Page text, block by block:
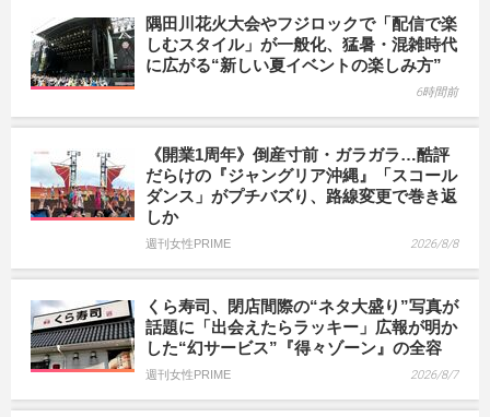
隅田川花火大会やフジロックで「配信で楽
しむスタイル」が一般化、猛暑・混雑時代
に広がる“新しい夏イベントの楽しみ方”
6時間前
《開業1周年》倒産寸前・ガラガラ…酷評
だらけの『ジャングリア沖縄』「スコール
ダンス」がプチバズり、路線変更で巻き返
しか
週刊女性PRIME 2026/8/8
くら寿司、閉店間際の“ネタ大盛り”写真が
話題に「出会えたらラッキー」広報が明か
した“幻サービス”『得々ゾーン』の全容
週刊女性PRIME 2026/8/7